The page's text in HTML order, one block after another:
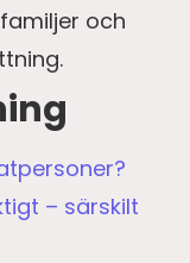
och
– särskilt